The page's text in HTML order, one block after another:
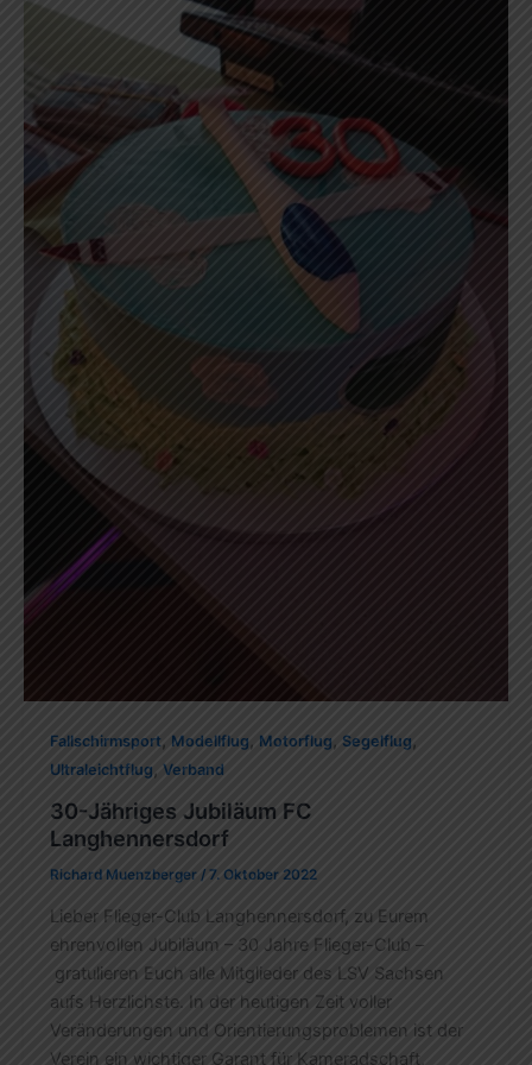
Fallschirmsport, Modellflug, Motorflug, Segelflug,
Ultraleichtflug , Verband
30-Jähriges Jubiläum FC
Langhennersdorf
Richard Muenzberger / 7. Oktober 2022
Lieber Flieger-Club Langhennersdorf, zu Eurem
ehrenvollen Jubiläum – 30 Jahre Flieger-Club –
gratulieren Euch alle Mitglieder des LSV Sachsen
aufs Herzlichste. In der heutigen Zeit voller
Veränderungen und Orientierungsproblemen ist der
Verein ein wichtiger Garant für Kameradschaft,